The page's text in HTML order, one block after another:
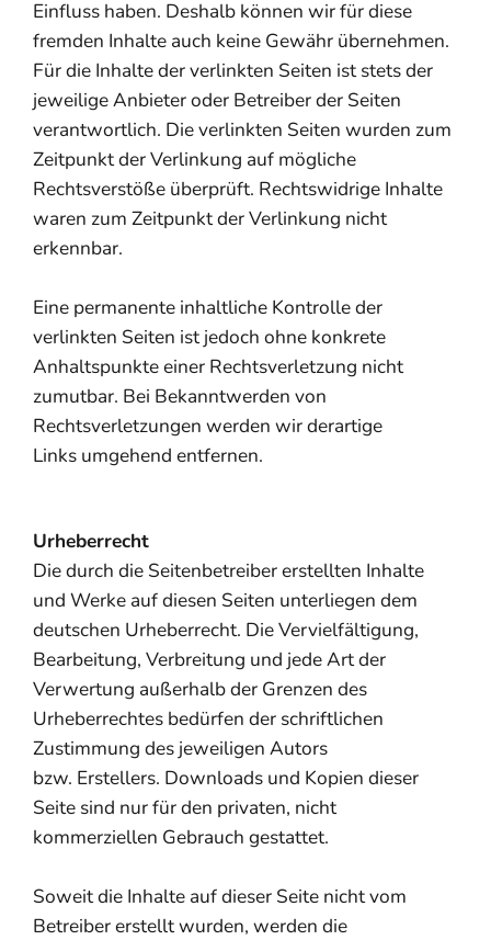
Einfluss haben. Deshalb können wir für diese
fremden Inhalte auch keine Gewähr übernehmen.
Für die Inhalte der verlinkten Seiten ist stets der
jeweilige Anbieter oder Betreiber der Seiten
verantwortlich. Die verlinkten Seiten wurden zum
Zeitpunkt der Verlinkung auf mögliche
Rechtsverstöße überprüft. Rechtswidrige Inhalte
waren zum Zeitpunkt der Verlinkung nicht
erkennbar.
Eine permanente inhaltliche Kontrolle der
verlinkten Seiten ist jedoch ohne konkrete
Anhaltspunkte einer Rechtsverletzung nicht
zumutbar. Bei Bekanntwerden von
Rechtsverletzungen werden wir derartige
Links umgehend entfernen.
Urheberrecht
Die durch die Seitenbetreiber erstellten Inhalte
und Werke auf diesen Seiten unterliegen dem
deutschen Urheberrecht. Die Vervielfältigung,
Bearbeitung, Verbreitung und jede Art der
Verwertung außerhalb der Grenzen des
Urheberrechtes bedürfen der schriftlichen
Zustimmung des jeweiligen Autors
bzw. Erstellers. Downloads und Kopien dieser
Seite sind nur für den privaten, nicht
kommerziellen Gebrauch gestattet.
Soweit die Inhalte auf dieser Seite nicht vom
Betreiber erstellt wurden, werden die